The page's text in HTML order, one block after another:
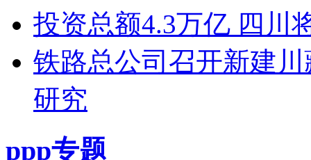
投资总额4.3万亿 四川
铁路总公司召开新建
研究
ppp专题